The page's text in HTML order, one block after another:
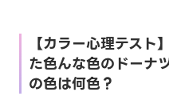
【カラー心理テスト
た色んな色のドーナ
の色は何色？